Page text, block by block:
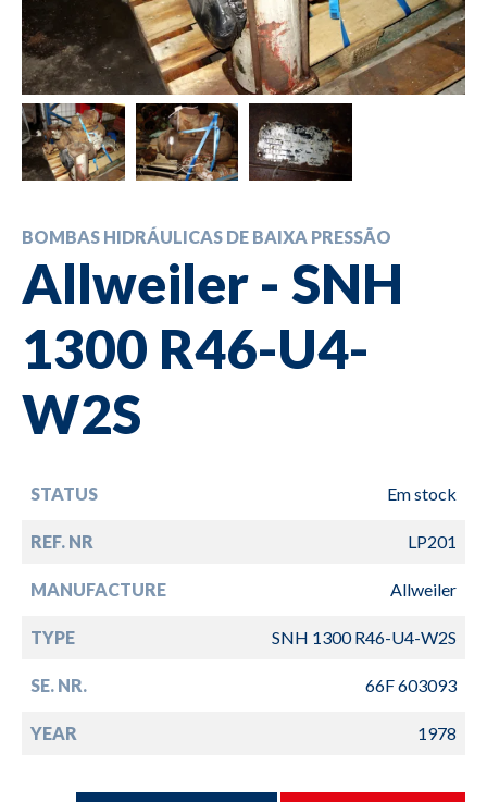
BOMBAS HIDRÁULICAS DE BAIXA PRESSÃO
Allweiler - SNH
1300 R46-U4-
W2S
STATUS Em stock
REF. NR LP201
MANUFACTURE Allweiler
TYPE SNH 1300 R46-U4-W2S
SE. NR. 66F 603093
YEAR 1978